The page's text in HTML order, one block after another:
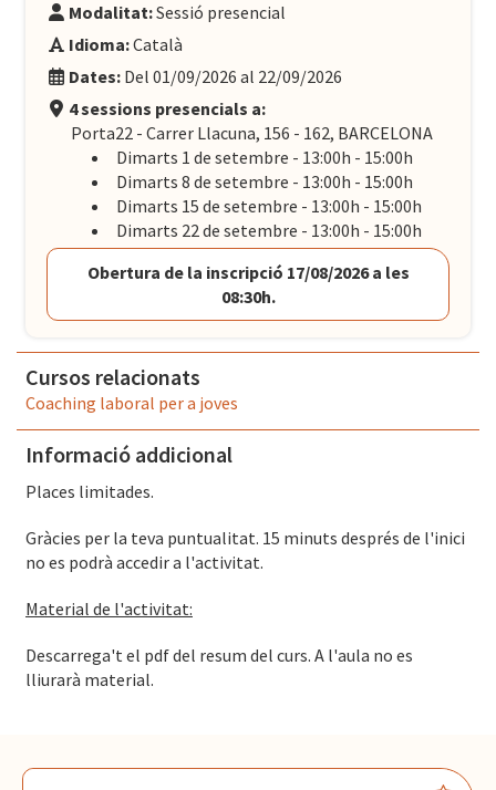
Modalitat:Sessió presencial
Idioma:Català
Dates: Del 01/09/2026 al 22/09/2026
4 sessions presencials a:
Porta22 - Carrer Llacuna, 156 - 162, BARCELONA
Dimarts 1 de setembre - 13:00h - 15:00h
Dimarts 8 de setembre - 13:00h - 15:00h
Dimarts 15 de setembre - 13:00h - 15:00h
Dimarts 22 de setembre - 13:00h - 15:00h
Obertura de la inscripció 17/08/2026 a les
08:30h.
Cursos relacionats
Coaching laboral per a joves
Informació addicional
Places limitades.
Gràcies per la teva puntualitat. 15 minuts després de l'inici
no es podrà accedir a l'activitat.
Material de l'activitat:
Descarrega't el pdf del resum del curs. A l'aula no es
lliurarà material.